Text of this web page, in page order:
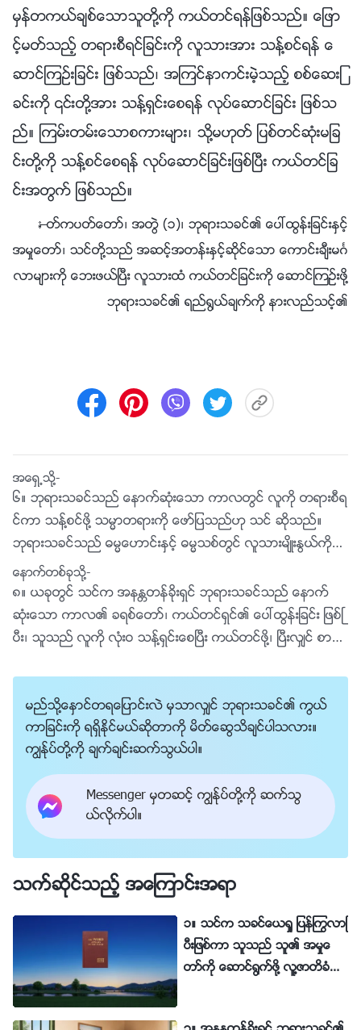
မွန္တကယ္ခ်စ္ေသာသူတို႔ကို ကယ္တင္ရန္ျဖစ္သည္။ ေျဖာ
င့္မတ္သည့္ တရားစီရင္ျခင္းကို လူသားအား သန္႔စင္ရန္ ေ
ဆာင္ၾကဥ္းျခင္း ျဖစ္သည္၊ အၾကင္နာကင္းမဲ့သည့္ စစ္ေဆးျ
ခင္းကို ၎တို႔အား သန႔္ရွင္းေစရန္ လုပ္ေဆာင္ျခင္း ျဖစ္သ
ည္။ ၾကမ္းတမ္းေသာစကားမ်ား၊ သို႔မဟုတ္ ျပစ္တင္ဆုံးမျခ
င္းတို႔ကို သန္႔စင္ေစရန္ လုပ္ေဆာင္ျခင္းျဖစ္ၿပီး ကယ္တင္ျခ
င္းအတြက္ ျဖစ္သည္။
—ႏႈတ္ကပတ္ေတာ္၊ အတြဲ (၁)၊ ဘုရားသခင္၏ ေပၚထြန္းျခင္းႏွင့္
အမႈေတာ္၊ သင္တို႔သည္ အဆင့္အတန္းႏွင့္ဆိုင္ေသာ ေကာင္းခ်ီးမဂၤ
လာမ်ားကို ေဘးဖယ္ၿပီး လူသားထံ ကယ္တင္ျခင္းကို ေဆာင္ၾကဥ္းဖို႔
ဘုရားသခင္၏ ရည္႐ြယ္ခ်က္ကို နားလည္သင့္၏
အေရွ႕သို႔-
၆။ ဘုရားသခင္သည္ ေနာက္ဆုံးေသာ ကာလတြင္ လူကို တရားစီရ
င္ကာ သန႔္စင္ဖို႔ သမၼာတရားကို ေဖာ္ျပသည္ဟု သင္ ဆိုသည္။
ဘုရားသခင္သည္ ဓမၼေဟာင္းႏွင့္ ဓမၼသစ္တြင္ လူသားမ်ိဳးႏြယ္ကို
တရားစီရင္ျခင္း ႏႈတ္ကပတ္ေတာ္မ်ား ေျပာဆိုသည္- ဘုရားသခင္၏
တရားစီရင္ျခင္းသည္ လူကို မည့္သည့္အခါတြင္မွ် မစြန႔္ခြာဖူးေပ။
ဤႏႈတ္ကပတ္ေတာ္မ်ားက လူကို တရားစီရင္ႏိုင္စြမ္းႏွင့္ သန႔္စင္ေ
ပးႏိုင္စြမ္းမရွိဟု သင္ ဆိုေနျခင္း ျဖစ္ပါသလား။ ေနာက္ဆုံးေသာ
တာ္မ်ားႏွင့္ သမၼာက်မ္းစာထဲတြင္ မွတ္တမ္းတင္ထားသကဲ့သို႔ လူကို
တရားစီရင္သည့္ ဘုရားသခင္၏ ႏႈတ္ကပတ္ေတာ္မ်ားၾကား ျခားနား
ခ်က္မွာ အဘယ္နည္း။
ေနာက္တစ္ခုသို႔-
၈။ ယခုတြင္ သင္က အနႏၲတန္ခိုးရွင္ ဘုရားသခင္သည္ ေနာက္
ဆုံးေသာ ကာလ၏ ခရစ္ေတာ္၊ ကယ္တင္ရွင္၏ ေပၚထြန္းျခင္း ျဖစ္ၿ
ပီး၊ သူသည္ လူကို လုံးဝ သန႔္ရွင္းေစၿပီး ကယ္တင္ဖို႔၊ ၿပီးလွ်င္ စာတ
ဖာ္ျပေနၿပီး ဘုရားသခင္၏ အိမ္ေတာ္မွစတင္သည့္ တရားစီရင္ျခင္း
အမႈကို ေဆာင္႐ြက္ေနသည္ဟု သက္ေသခံသည္။ အနႏၲတန္ခိုးရွင္
ဘုရားသခင္သည္ လူကို မည္သို႔ လုံးဝ သန႔္ရွင္းေစၿပီး ကယ္တင္ပါ
သနည္း။
မည္သို႔ေႏွာင္တရေျပာင္းလဲ မွသာလွ်င္ ဘုရားသခင္၏ ကြယ္
ကာျခင္းကို ရရွိႏိုင္မယ္ဆိုတာကို မိတ္ေဆြသိခ်င္ပါသလား။
ကြၽန္ုပ္တို႔ကို ခ်က္ခ်င္းဆက္သြယ္ပါ။
Messenger မွတဆင့္ ကြၽန္ုပ္တို႔ကို ဆက္သြ
ယ္လိုက္ပါ။
သက္ဆိုင္သည့္ အေၾကာင္းအရာ
၁။ သင္က သခင္ေယရႈ ျပန္ႂကြလာၿ
ပီးျဖစ္ကာ သူသည္ သူ၏ အမႈေ
တာ္ကို ေဆာင္႐ြက္ဖို႔ လူ႔ဇာတိခံ